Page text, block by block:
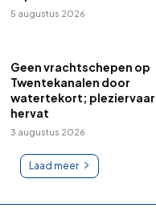
5 augustus 2026
Geen vrachtschepen op
Twentekanalen door
watertekort;
hervat
3 augustus 2026
Laad meer